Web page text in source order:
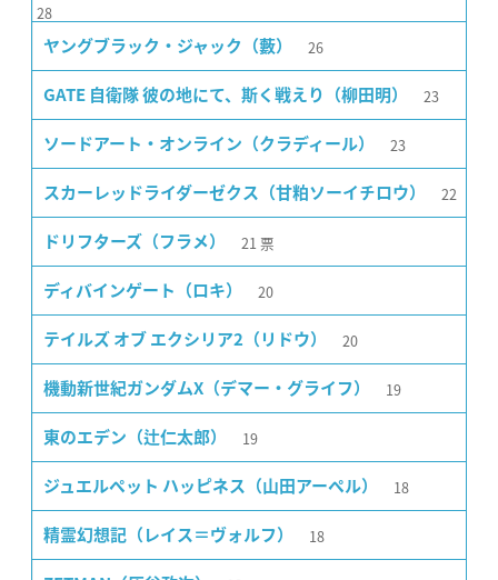
28
ヤングブラック・ジャック（藪） 26
GATE 自衛隊 彼の地にて、斯く戦えり（柳田明） 23
ソードアート・オンライン（クラディール） 23
スカーレッドライダーゼクス（甘粕ソーイチロウ） 22
ドリフターズ（フラメ） 21 票
ディバインゲート（ロキ） 20
テイルズ オブ エクシリア2（リドウ） 20
機動新世紀ガンダムX（デマー・グライフ） 19
東のエデン（辻仁太郎） 19
ジュエルペット ハッピネス（山田アーペル） 18
精霊幻想記（レイス＝ヴォルフ） 18